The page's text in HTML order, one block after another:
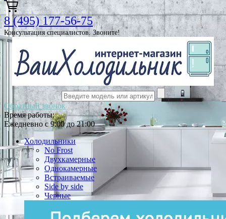
8 (495) 177-56-75
Консультация специалистов. Звоните!
Обратный звонок
Время работы:
Ежедневно с 9:00 до 21:00
Холодильники
No Frost
Двухкамерные
Однокамерные
Встраиваемые
Side by side
Черные